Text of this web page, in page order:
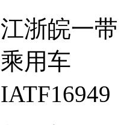
江浙皖一带
乘用车
IATF16949